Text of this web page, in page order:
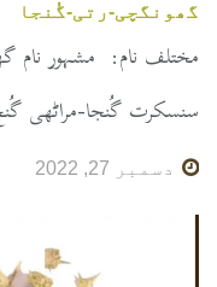
گھونگچی-رتی-گُنجا
مختلف نام: مشہور نام
سنسکرت گُنجا-مراٹھی
دسمبر 27, 2022